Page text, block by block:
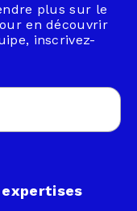
plus sur le
en découvrir
inscrivez-
expertises